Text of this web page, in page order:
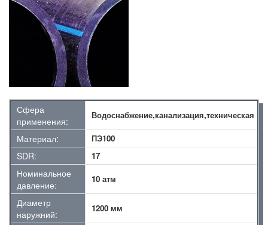
Сфера
применения:
Водоснабжение,канализация,техническая
Материал: ПЭ100
SDR: 17
Номинальное
давление:
10 атм
Диаметр
наружний:
1200 мм